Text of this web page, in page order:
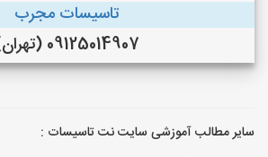
تاسیسات مجرب
09125014907 (تهران)
سایر مطالب آموزشی سایت نت تاسیسات :